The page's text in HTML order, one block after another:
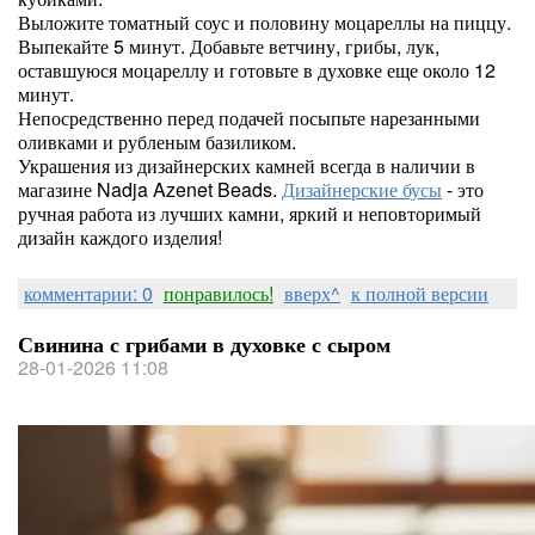
Выложите томатный соус и половину моцареллы на пиццу.
Выпекайте 5 минут. Добавьте ветчину, грибы, лук,
оставшуюся моцареллу и готовьте в духовке еще около 12
минут.
Непосредственно перед подачей посыпьте нарезанными
оливками и рубленым базиликом.
Украшения из дизайнерских камней всегда в наличии в
магазине Nadja Azenet Beads. Дизайнерские бусы- это
ручная работа из лучших камни, яркий и неповторимый
дизайн каждого изделия!
комментарии: 0 понравилось! вверх^ к полной версии
Свинина с грибами в духовке с сыром
28-01-2026 11:08